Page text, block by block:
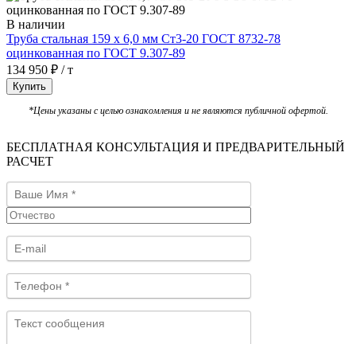
В наличии
Труба стальная 159 х 6,0 мм Ст3-20 ГОСТ 8732-78
оцинкованная по ГОСТ 9.307-89
134 950 ₽ / т
Купить
*Цены указаны с целью ознакомления и не являются публичной офертой.
БЕСПЛАТНАЯ КОНСУЛЬТАЦИЯ И ПРЕДВАРИТЕЛЬНЫЙ
РАСЧЕТ